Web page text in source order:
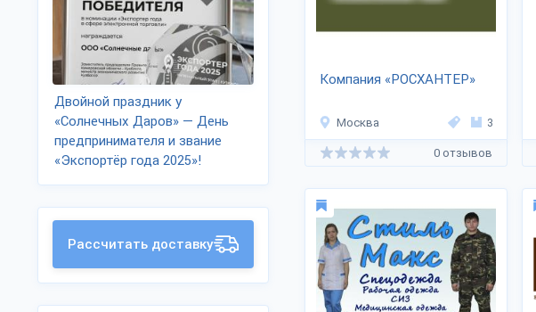
Компания «РОСХАНТЕР»
Москва 3
0 отзывов
Двойной праздник у
«Солнечных Даров» — День
предпринимателя и звание
«Экспортёр года 2025»!
Рассчитать доставку